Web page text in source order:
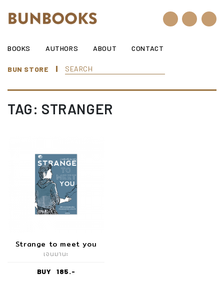
BOOKS AUTHORS ABOUT CONTACT
BUN STORE
TAG: STRANGER
Strange to meet you
เจนมานะ
BUY 185.-